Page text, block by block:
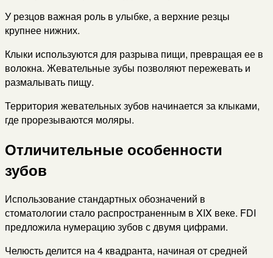
У резцов важная роль в улыбке, а верхние резцы
крупнее нижних.
Клыки используются для разрыва пищи, превращая ее в
волокна. Жевательные зубы позволяют пережевать и
размалывать пищу.
Территория жевательных зубов начинается за клыками,
где прорезываются моляры.
Отличительные особенности
зубов
Использование стандартных обозначений в
стоматологии стало распространенным в XIX веке. FDI
предложила нумерацию зубов с двумя цифрами.
Челюсть делится на 4 квадранта, начиная от средней